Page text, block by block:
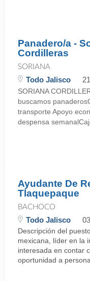
Panadero/a -
Cordilleras
SORIANA
Todo Jalisco
SORIANA
buscamos
transporte Apoyo
despensa
Ayudante De
Tlaquepaque
BACHOCO
Todo Jalisco
Descripción del
mexicana, líder en la
interesada en contar
oportunidad a